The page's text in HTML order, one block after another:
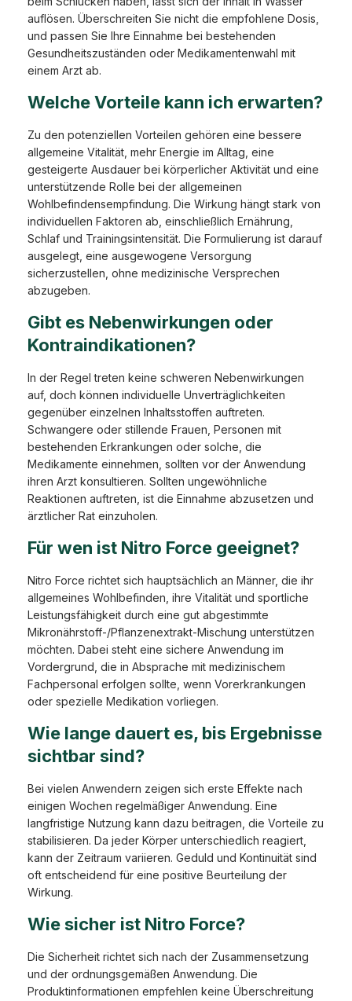
auflösen. Überschreiten Sie nicht die empfohlene Dosis,
und passen Sie Ihre Einnahme bei bestehenden
Gesundheitszuständen oder Medikamentenwahl mit
einem Arzt ab.
Welche Vorteile kann ich erwarten?
Zu den potenziellen Vorteilen gehören eine bessere
allgemeine Vitalität, mehr Energie im Alltag, eine
gesteigerte Ausdauer bei körperlicher Aktivität und eine
unterstützende Rolle bei der allgemeinen
Wohlbefindensempfindung. Die Wirkung hängt stark von
individuellen Faktoren ab, einschließlich Ernährung,
Schlaf und Trainingsintensität. Die Formulierung ist darauf
ausgelegt, eine ausgewogene Versorgung
sicherzustellen, ohne medizinische Versprechen
abzugeben.
Gibt es Nebenwirkungen oder
Kontraindikationen?
In der Regel treten keine schweren Nebenwirkungen
auf, doch können individuelle Unverträglichkeiten
gegenüber einzelnen Inhaltsstoffen auftreten.
Schwangere oder stillende Frauen, Personen mit
bestehenden Erkrankungen oder solche, die
Medikamente einnehmen, sollten vor der Anwendung
ihren Arzt konsultieren. Sollten ungewöhnliche
Reaktionen auftreten, ist die Einnahme abzusetzen und
ärztlicher Rat einzuholen.
Für wen ist Nitro Force geeignet?
Nitro Force richtet sich hauptsächlich an Männer, die ihr
allgemeines Wohlbefinden, ihre Vitalität und sportliche
Leistungsfähigkeit durch eine gut abgestimmte
Mikronährstoff-/Pflanzenextrakt-Mischung unterstützen
möchten. Dabei steht eine sichere Anwendung im
Vordergrund, die in Absprache mit medizinischem
Fachpersonal erfolgen sollte, wenn Vorerkrankungen
oder spezielle Medikation vorliegen.
Wie lange dauert es, bis Ergebnisse
sichtbar sind?
Bei vielen Anwendern zeigen sich erste Effekte nach
einigen Wochen regelmäßiger Anwendung. Eine
langfristige Nutzung kann dazu beitragen, die Vorteile zu
stabilisieren. Da jeder Körper unterschiedlich reagiert,
kann der Zeitraum variieren. Geduld und Kontinuität sind
oft entscheidend für eine positive Beurteilung der
Wirkung.
Wie sicher ist Nitro Force?
Die Sicherheit richtet sich nach der Zusammensetzung
und der ordnungsgemäßen Anwendung. Die
Produktinformationen empfehlen keine Überschreitung